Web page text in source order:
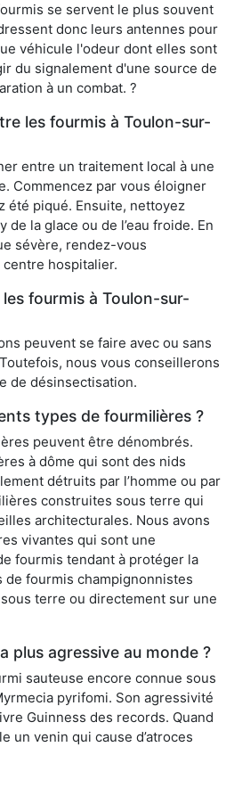
se servent le plus souvent
donc leurs antennes pour
véhicule l'odeur dont elles sont
du signalement d'une source de
à un combat. ?
les fourmis à Toulon-sur-
entre un traitement local à une
Commencez par vous éloigner
été piqué. Ensuite, nettoyez
la glace ou de l’eau froide. En
sévère, rendez-vous
hospitalier.
fourmis à Toulon-sur-
peuvent se faire avec ou sans
nous vous conseillerons
de désinsectisation.
types de fourmilières ?
peuvent être dénombrés.
à dôme qui sont des nids
détruits par l’homme ou par
construites sous terre qui
architecturales. Nous avons
vivantes qui sont une
fourmis tendant à protéger la
de fourmis champignonnistes
terre ou directement sur une
plus agressive au monde ?
sauteuse encore connue sous
pyrifomi. Son agressivité
Guinness des records. Quand
un venin qui cause d’atroces